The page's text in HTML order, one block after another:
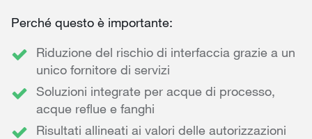
Perché questo è importante:
Riduzione del rischio di interfaccia grazie a un
unico fornitore di servizi
Soluzioni integrate per acque di processo,
acque reflue e fanghi
Risultati allineati ai valori delle autorizzazioni